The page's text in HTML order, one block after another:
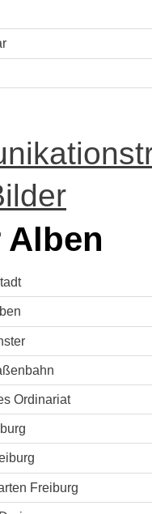
Ordinariat
Freiburg